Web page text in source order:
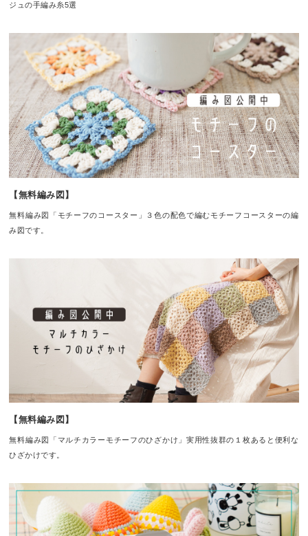
ジュの手編み糸5選
【無料編み図】
無料編み図「モチーフのコースター」３色の配色で編むモチーフコースターの編
み図です。
【無料編み図】
無料編み図「マルチカラーモチーフのひざかけ」実用性抜群の１枚あると便利な
ひざかけです。